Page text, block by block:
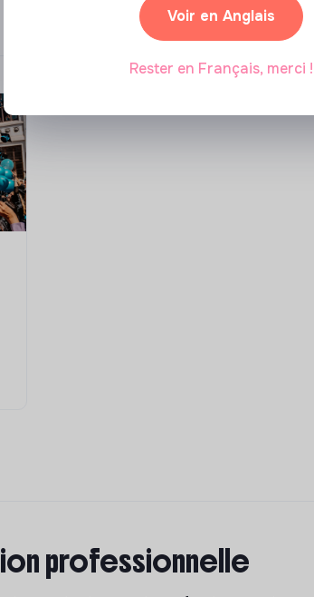
Marianne Roussel•09 janvier
professionnelle
Voir en Anglais
Rester en Français, merci !